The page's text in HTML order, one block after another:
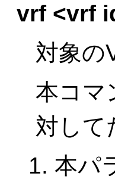
vrf <vrf
対象の
本コマ
対して
本パ